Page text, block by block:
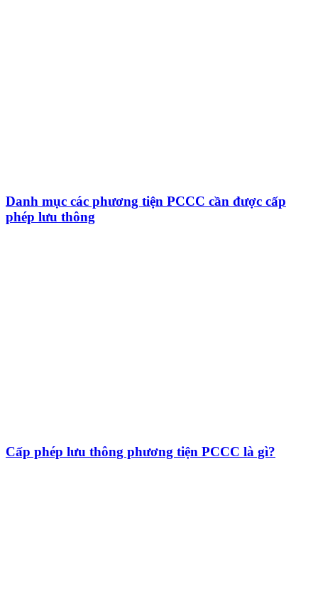
Danh mục các phương tiện PCCC cần được cấp
phép lưu thông
Cấp phép lưu thông phương tiện PCCC là gì?